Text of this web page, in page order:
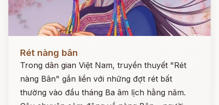
Rét nàng bân
Trong dân gian Việt Nam, truyền thuyết "Rét
nàng Bân" gắn liền với những đợt rét bất
thường vào đầu tháng Ba âm lịch hằng năm.